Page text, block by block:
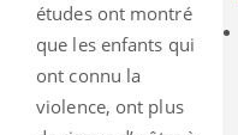
études ont montré
que les enfants qui
ont connu la
violence, ont plus